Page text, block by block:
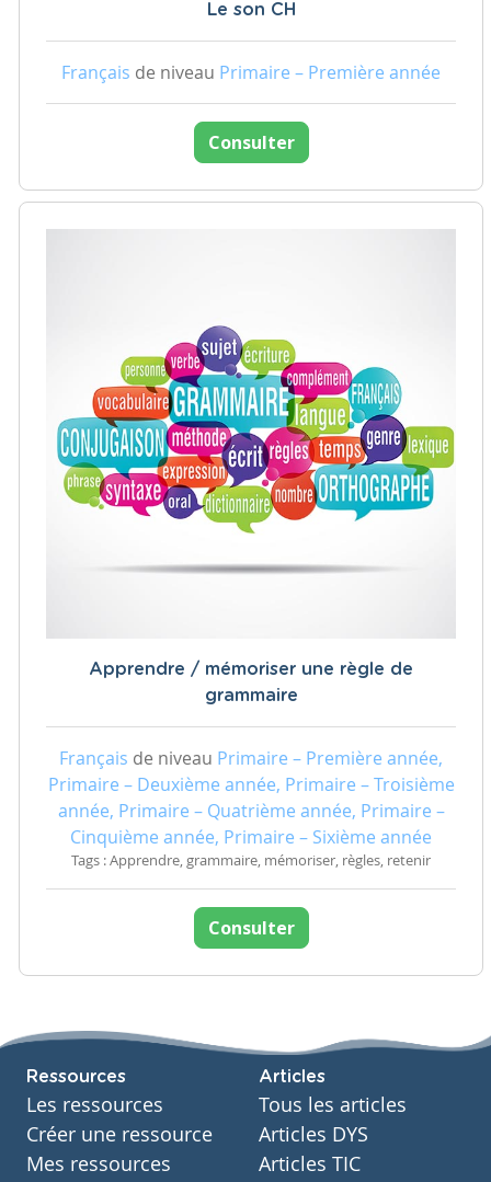
Le son CH
Français de niveau Primaire – Première année
Consulter
Apprendre / mémoriser une règle de
grammaire
Français de niveau Primaire – Première année,
Primaire – Deuxième année, Primaire – Troisième
année, Primaire – Quatrième année, Primaire –
Cinquième année, Primaire – Sixième année
Tags : Apprendre, grammaire, mémoriser, règles, retenir
Consulter
Ressources
Les ressources
Créer une ressource
Mes ressources
Articles
Tous les articles
Articles DYS
Articles TIC